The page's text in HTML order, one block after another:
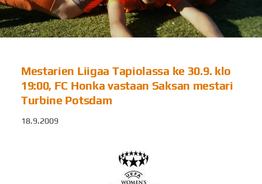
Mestarien Liigaa Tapiolassa ke 30.9. klo
19:00, FC Honka vastaan Saksan mestari
Turbine Potsdam
18.9.2009